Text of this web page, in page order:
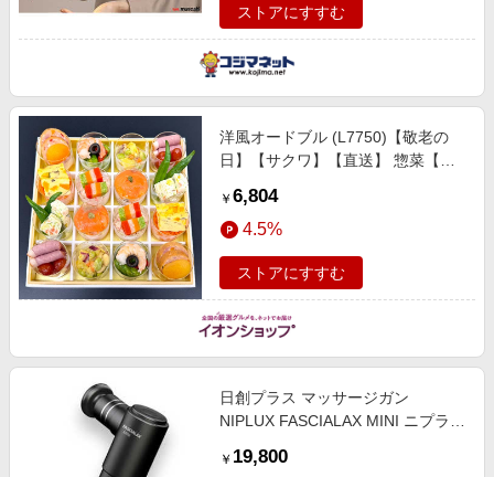
ストアにすすむ
洋風オードブル (L7750)【敬老の
日】【サクワ】【直送】 惣菜【季
￥ 6,804
4.5%
ストアにすすむ
日創プラス マッサージガン
NIPLUX FASCIALAX MINI ニプラッ
ク)
￥ 19,800